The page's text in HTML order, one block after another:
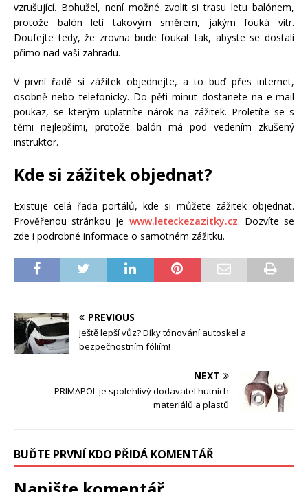
vzrušující. Bohužel, není možné zvolit si trasu letu balónem,
protože balón letí takovým směrem, jakým fouká vítr.
Doufejte tedy, že zrovna bude foukat tak, abyste se dostali
přímo nad vaši zahradu.
V první řadě si zážitek objednejte, a to buď přes internet,
osobně nebo telefonicky. Do pěti minut dostanete na e-mail
poukaz, se kterým uplatníte nárok na zážitek. Proletíte se s
těmi nejlepšími, protože balón má pod vedením zkušený
instruktor.
Kde si zážitek objednat?
Existuje celá řada portálů, kde si můžete zážitek objednat.
Prověřenou stránkou je www.leteckezazitky.cz. Dozvíte se
zde i podrobné informace o samotném zážitku.
PREVIOUS
Ještě lepší vůz? Díky tónování autoskel a
bezpečnostním fóliím!
NEXT
PRIMAPOL je spolehlivý dodavatel hutních
materiálů a plastů
BUĎTE PRVNÍ KDO PŘIDÁ KOMENTÁŘ